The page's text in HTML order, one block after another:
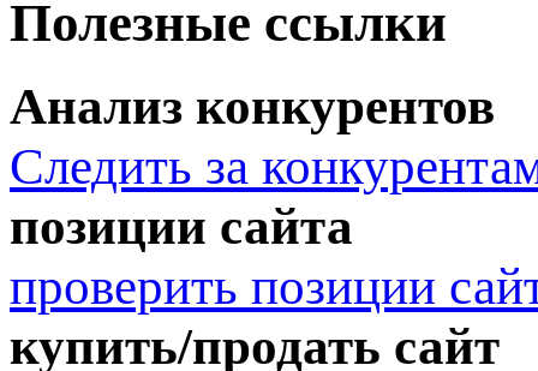
Полезные ссылки
Анализ конкурентов
Следить за
позиции сайта
проверить позиции
купить/продать сайт